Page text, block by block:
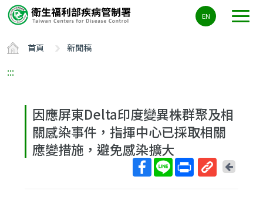
要
容
ALT+C
EN
首頁 新聞稿
:::
因應屏東Delta印度變異株群聚及相
關感染事件，指揮中心已採取相關
應變措施，避免感染擴大
回